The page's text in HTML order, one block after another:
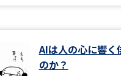
AIは人の心に響く
のか？